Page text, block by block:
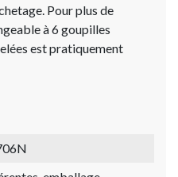
Pour plus de
à 6 goupilles
est pratiquement